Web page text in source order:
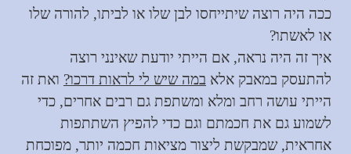
ככה היה רוצה שיתייחסו לבן שלו או לביתו, להורה שלו
או לאשתו?
איך זה היה נראה, אם הייתי יודעת שאינני רוצה
להתעסק במאבק אלא במה שיש לי לראות דרכו? ואת זה
הייתי עושה רחב ומלא ומשתפת גם רבים אחרים, כדי
לשמוע גם את חכמתם וגם כדי להפיץ השתתפות
אחראית, שמבקשת ליצור מציאות חכמה יותר, מפוכחת